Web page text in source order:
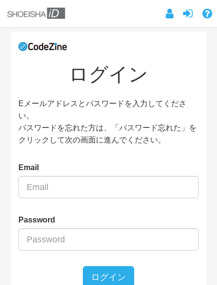
ログイン
Eメールアドレスとパスワードを入力してくださ
い。
パスワードを忘れた方は、「パスワード忘れた」を
クリックして次の画面に進んでください。
Email
Password
ログイン